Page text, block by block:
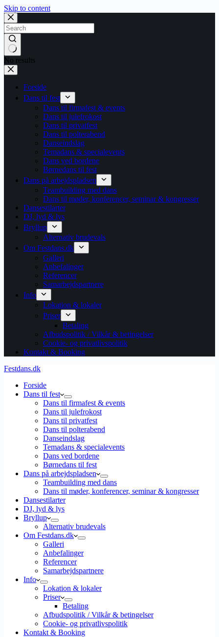
Skip to content
No results
Forside
Dans til fest
Dans til firmafest & events
Dans til julefrokost
Dans til privatfest
Dans til polterabend
Danseindslag
Temadans & specialevents
Dans ved bordene
Børnedans til fest
Dans på arbejdspladsen
Teambuilding med dans
Dans til møder, konferencer, seminar & kongresser
Dansestilarter
DJ, lyd & lys
Bryllup
Alternativ brudevals
Om Festdans.dk
Galleri
Anbefalinger
Referencer
Samarbejdspartnere
Info
Lokation & lokaler
Priser
Betaling
Afbudspolitik / Vilkår & betingelser
Cookie- og privatlivspolitik
Kontakt & Booking
Festdans.dk
Forside
Dans til fest
Dans til firmafest & events
Dans til julefrokost
Dans til privatfest
Dans til polterabend
Danseindslag
Temadans & specialevents
Dans ved bordene
Børnedans til fest
Dans på arbejdspladsen
Teambuilding med dans
Dans til møder, konferencer, seminar & kongresser
Dansestilarter
DJ, lyd & lys
Bryllup
Alternativ brudevals
Om Festdans.dk
Galleri
Anbefalinger
Referencer
Samarbejdspartnere
Info
Lokation & lokaler
Priser
Betaling
Afbudspolitik / Vilkår & betingelser
Cookie- og privatlivspolitik
Kontakt & Booking